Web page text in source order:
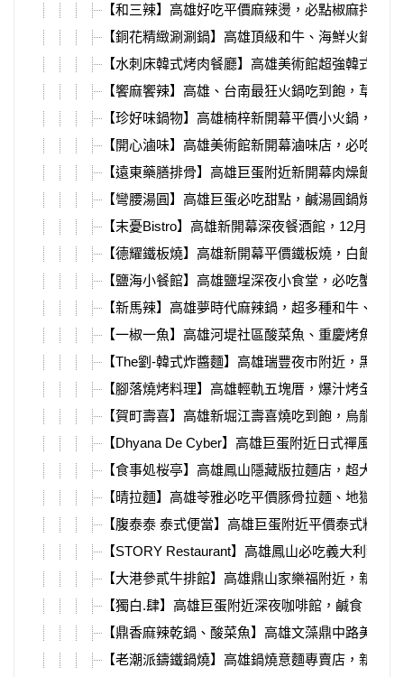
【和三辣】高雄好吃平價麻辣燙，必點椒麻拌麵
【銅花精緻涮涮鍋】高雄頂級和牛、海鮮火鍋，
【水刺床韓式烤肉餐廳】高雄美術館超強韓式燒
【饗麻饗辣】高雄、台南最狂火鍋吃到飽，草莓
【珍好味鍋物】高雄楠梓新開幕平價小火鍋，大
【開心滷味】高雄美術館新開幕滷味店，必吃腱
【遠東藥膳排骨】高雄巨蛋附近新開幕肉燥飯便
【彎腰湯圓】高雄巨蛋必吃甜點，鹹湯圓鍋燒意
【末憂Bistro】高雄新開幕深夜餐酒館，12月聖誕
【德耀鐵板燒】高雄新開幕平價鐵板燒，白飯、
【鹽海小餐館】高雄鹽埕深夜小食堂，必吃蟹肉
【新馬辣】高雄夢時代麻辣鍋，超多種和牛、海
【一椒一魚】高雄河堤社區酸菜魚、重慶烤魚，
【The劉-韓式炸醬麵】高雄瑞豐夜市附近，黑白
【腳落燒烤料理】高雄輕軌五塊厝，爆汁烤全雞
【賀町壽喜】高雄新堀江壽喜燒吃到飽，烏龍麵
【Dhyana De Cyber】高雄巨蛋附近日式禪風餐酒
【食事処桜亭】高雄鳳山隱藏版拉麵店，超大塊
【晴拉麵】高雄苓雅必吃平價豚骨拉麵、地獄拉
【腹泰泰 泰式便當】高雄巨蛋附近平價泰式料理
【STORY Restaurant】高雄鳳山必吃義大利麵、
【大港參貳牛排館】高雄鼎山家樂福附近，新開
【獨白.肆】高雄巨蛋附近深夜咖啡館，鹹食、甜
【鼎香麻辣乾鍋、酸菜魚】高雄文藻鼎中路美食
【老潮派鑄鐵鍋燒】高雄鍋燒意麵專賣店，新品